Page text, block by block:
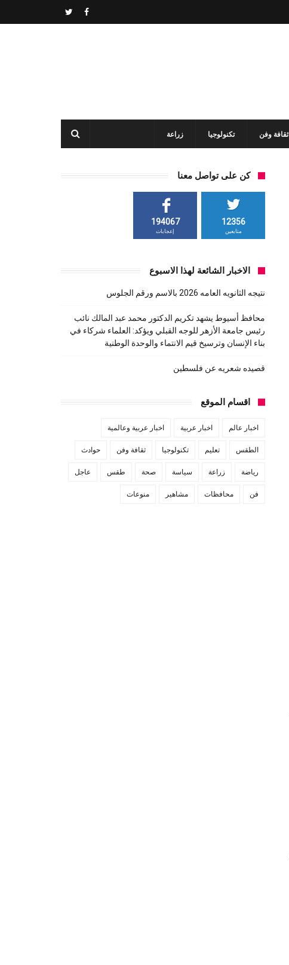
ثقافة وفن تكنولوجيا زراعة
كن على تواصل معنا
12356
متابعين
194067
إعجابات
الاخبار الشائعة لهذا الاسبوع
نتيجه الثانويه العامه 2026 بالاسم ورقم الجلوس
محافظ أسيوط يشهد تكريم الدكتور محمد عبد المالك نائب
رئيس جامعة الأزهر للوجه القبلي ويؤكد: العلماء شركاء في
بناء الإنسان وترسيخ قيم الانتماء والوحدة الوطنية
قصيده شعريه عن فلسطين
اقسام الموقع
اخبار عالم اخبار عربية اخبار عربية وعالمية
الطقس تعليم تكنولوجيا ثقافة وفن حوادث
رياضة زراعة سياسة صحة طقس عاجل
فن محافظات مشاهير منوعات